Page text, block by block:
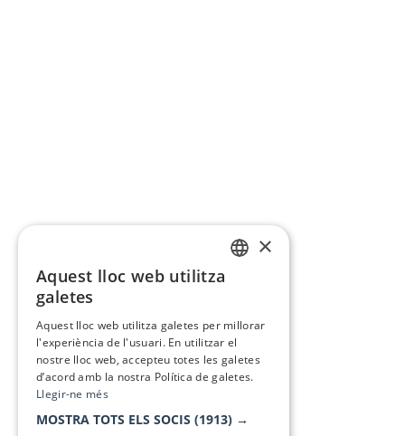
×
Aquest lloc web utilitza
galetes
Aquest lloc web utilitza galetes per millorar
l'experiència de l'usuari. En utilitzar el
nostre lloc web, accepteu totes les galetes
d’acord amb la nostra Política de galetes.
Llegir-ne més
MOSTRA TOTS ELS SOCIS (1913) →